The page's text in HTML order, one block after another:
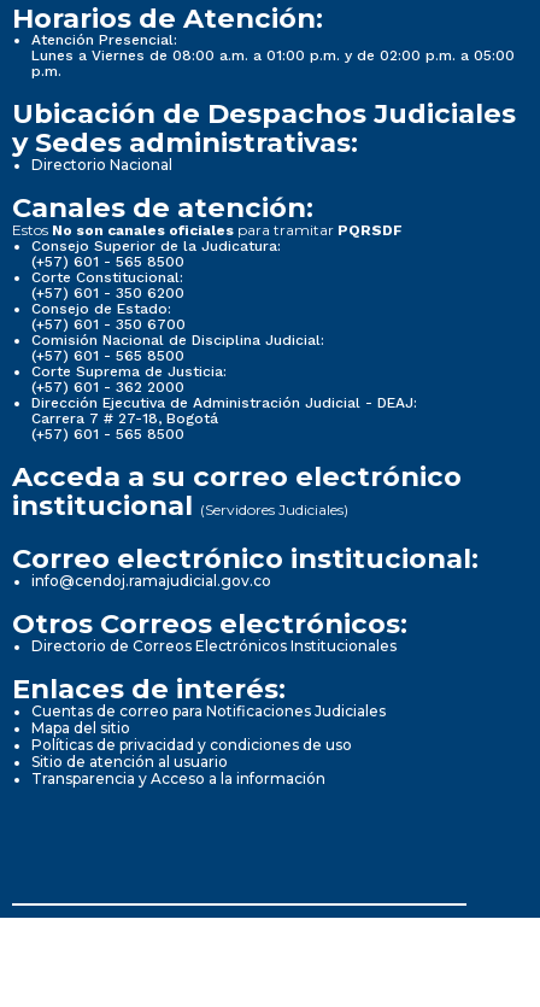
Horarios de Atención:
Atención Presencial:
Lunes a Viernes de 08:00 a.m. a 01:00 p.m. y de 02:00 p.m. a 05:00
p.m.
Ubicación de Despachos Judiciales
y Sedes administrativas:
Directorio Nacional
Canales de atención:
Estos No son canales oficiales para tramitar PQRSDF
Consejo Superior de la Judicatura:
(+57) 601 - 565 8500
Corte Constitucional:
(+57) 601 - 350 6200
Consejo de Estado:
(+57) 601 - 350 6700
Comisión Nacional de Disciplina Judicial:
(+57) 601 - 565 8500
Corte Suprema de Justicia:
(+57) 601 - 362 2000
Dirección Ejecutiva de Administración Judicial - DEAJ:
Carrera 7 # 27-18, Bogotá
(+57) 601 - 565 8500
Acceda a su correo electrónico
institucional (Servidores Judiciales)
Correo electrónico institucional:
info@cendoj.ramajudicial.gov.co
Otros Correos electrónicos:
Directorio de Correos Electrónicos Institucionales
Enlaces de interés:
Cuentas de correo para Notificaciones Judiciales
Mapa del sitio
Políticas de privacidad y condiciones de uso
Sitio de atención al usuario
Transparencia y Acceso a la información